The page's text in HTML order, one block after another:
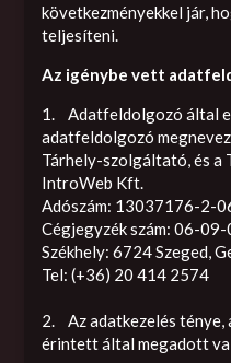
következményekkel jár,
teljesíteni.
Az igénybe vett
1. Adatfeldolgozó által
adatfeldolgozó
Tárhely-szolgáltató, és a
IntroWeb Kft.
Adószám: 13037176-2-
Cégjegyzék szám: 06-
Székhely: 6724 Szeged,
Tel: (+36) 20 414 2574
2. Az adatkezelés ténye,
érintett által megadott